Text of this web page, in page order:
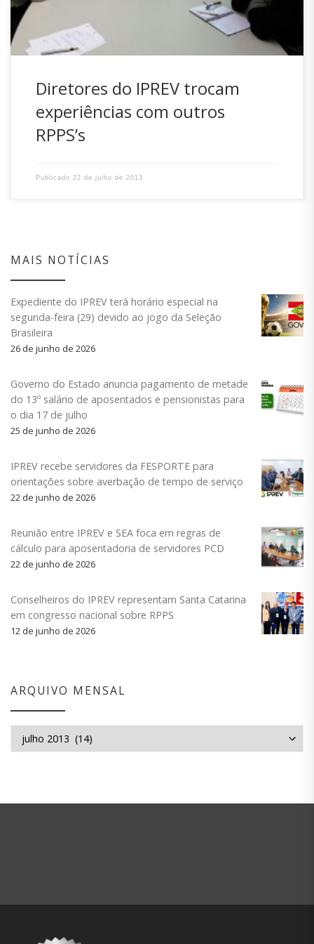
temas foram abordados, […]
Diretores do IPREV trocam
experiências com outros
RPPS’s
Publicado 22 de julho de 2013
MAIS NOTÍCIAS
Expediente do IPREV terá horário especial na
segunda-feira (29) devido ao jogo da Seleção
Brasileira
26 de junho de 2026
Governo do Estado anuncia pagamento de metade
do 13º salário de aposentados e pensionistas para
o dia 17 de julho
25 de junho de 2026
IPREV recebe servidores da FESPORTE para
orientações sobre averbação de tempo de serviço
22 de junho de 2026
Reunião entre IPREV e SEA foca em regras de
cálculo para aposentadoria de servidores PCD
22 de junho de 2026
Conselheiros do IPREV representam Santa Catarina
em congresso nacional sobre RPPS
12 de junho de 2026
ARQUIVO MENSAL